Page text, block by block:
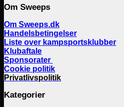
Om Sweeps
Om Sweeps.dk
Handelsbetingelser
Liste over kampsportsklubber
Klubaftale
Sponsorater
Cookie politik
Privatlivspolitik
Kategorier